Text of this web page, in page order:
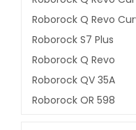
Roborock Q Revo
Roborock S7 Plus
Roborock Q Revo
Roborock QV 35A
Roborock QR 598